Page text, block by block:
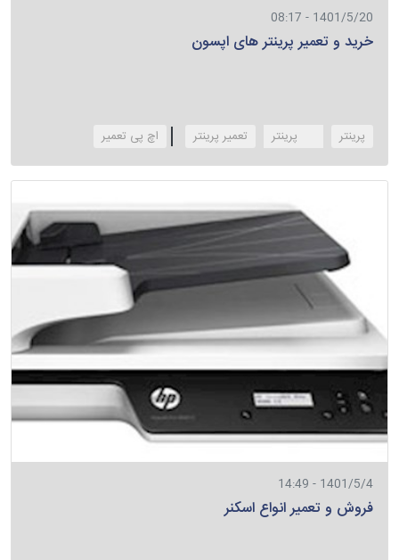
1401/5/20 - 08:17
خرید و تعمیر پرینتر های اپسون
پرینتر تعمیر پرینتر ‌اچ پی تعمیر
1401/5/4 - 14:49
فروش و تعمیر انواع اسکنر